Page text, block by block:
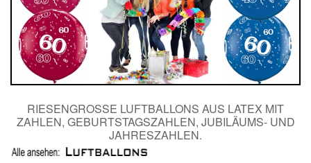
RIESENGROSSE LUFTBALLONS AUS LATEX MIT Z
AHLEN, GEBURTSTAGSZAHLEN, JUBILÄUMS- UND J
AHRESZAHLEN.